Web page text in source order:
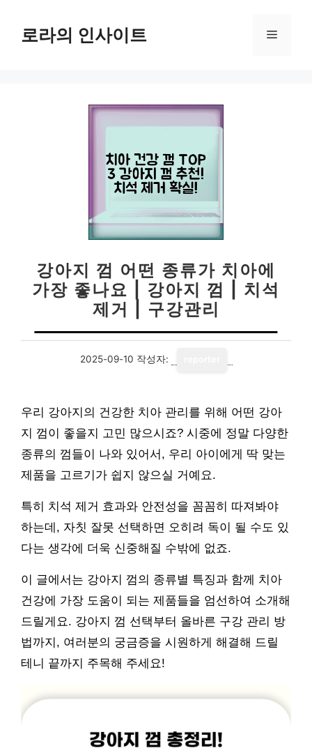
로라의 인사이트 메
강아지 껌 어떤 종류가 치아에
가장 좋나요 | 강아지 껌 | 치석
제거 | 구강관리
2025-09-10 작성자:
우리 강아지의 건강한 치아 관리를 위해 어떤 강아
지 껌이 좋을지 고민 많으시죠? 시중에 정말 다양한
종류의 껌들이 나와 있어서, 우리 아이에게 딱 맞는
제품을 고르기가 쉽지 않으실 거예요.
특히 치석 제거 효과와 안전성을 꼼꼼히 따져봐야
하는데, 자칫 잘못 선택하면 오히려 독이 될 수도 있
다는 생각에 더욱 신중해질 수밖에 없죠.
이 글에서는 강아지 껌의 종류별 특징과 함께 치아
건강에 가장 도움이 되는 제품들을 엄선하여 소개해
드릴게요. 강아지 껌 선택부터 올바른 구강 관리 방
법까지, 여러분의 궁금증을 시원하게 해결해 드릴
테니 끝까지 주목해 주세요!